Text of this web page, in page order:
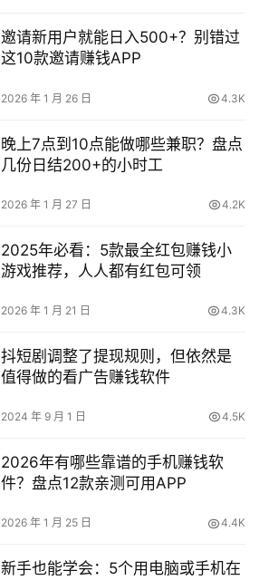
邀请新用户就能日入500+？别错过
这10款邀请赚钱APP
2026 年 1 月 26 日 4.3K
晚上7点到10点能做哪些兼职？盘点
几份日结200+的小时工
2026 年 1 月 27 日 4.2K
2025年必看：5款最全红包赚钱小
游戏推荐，人人都有红包可领
2026 年 1 月 21 日 4.3K
抖短剧调整了提现规则，但依然是
值得做的看广告赚钱软件
2024 年 9 月 1 日 4.5K
2026年有哪些靠谱的手机赚钱软
件？盘点12款亲测可用APP
2026 年 1 月 25 日 4.4K
新手也能学会：5个用电脑或手机在